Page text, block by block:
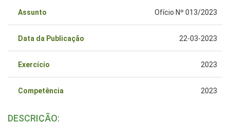
Assunto Ofício Nº 013/2023
Data da Publicação 22-03-2023
Exercício 2023
Competência 2023
DESCRIÇÃO: